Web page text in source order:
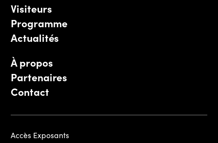
Visiteurs
Programme
Actualités
À propos
Partenaires
Contact
Accès Exposants